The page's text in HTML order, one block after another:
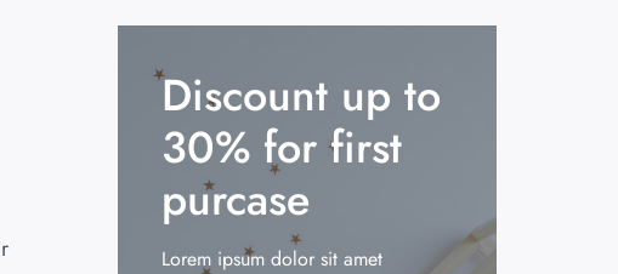
Discount up to
30% for first
purcase
Lorem ipsum dolor sit amet